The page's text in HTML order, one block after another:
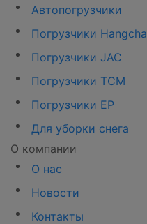
Автопогрузчики
Погрузчики Hangcha
Погрузчики JAC
Погрузчики TCM
Погрузчики EP
Для уборки снега
О компании
О нас
Новости
Контакты